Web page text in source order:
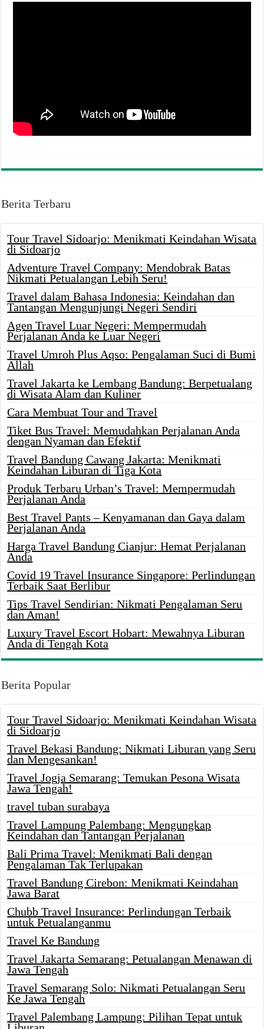
Berita Terbaru
Tour Travel Sidoarjo: Menikmati Keindahan Wisata
di Sidoarjo
Adventure Travel Company: Mendobrak Batas
Nikmati Petualangan Lebih Seru!
Travel dalam Bahasa Indonesia: Keindahan dan
Tantangan Mengunjungi Negeri Sendiri
Agen Travel Luar Negeri: Mempermudah
Perjalanan Anda ke Luar Negeri
Travel Umroh Plus Aqso: Pengalaman Suci di Bumi
Allah
Travel Jakarta ke Lembang Bandung: Berpetualang
di Wisata Alam dan Kuliner
Cara Membuat Tour and Travel
Tiket Bus Travel: Memudahkan Perjalanan Anda
dengan Nyaman dan Efektif
Travel Bandung Cawang Jakarta: Menikmati
Keindahan Liburan di Tiga Kota
Produk Terbaru Urban’s Travel: Mempermudah
Perjalanan Anda
Best Travel Pants – Kenyamanan dan Gaya dalam
Perjalanan Anda
Harga Travel Bandung Cianjur: Hemat Perjalanan
Anda
Covid 19 Travel Insurance Singapore: Perlindungan
Terbaik Saat Berlibur
Tips Travel Sendirian: Nikmati Pengalaman Seru
dan Aman!
Luxury Travel Escort Hobart: Mewahnya Liburan
Anda di Tengah Kota
Berita Popular
Tour Travel Sidoarjo: Menikmati Keindahan Wisata
di Sidoarjo
Travel Bekasi Bandung: Nikmati Liburan yang Seru
dan Mengesankan!
Travel Jogja Semarang: Temukan Pesona Wisata
Jawa Tengah!
travel tuban surabaya
Travel Lampung Palembang: Mengungkap
Keindahan dan Tantangan Perjalanan
Bali Prima Travel: Menikmati Bali dengan
Pengalaman Tak Terlupakan
Travel Bandung Cirebon: Menikmati Keindahan
Jawa Barat
Chubb Travel Insurance: Perlindungan Terbaik
untuk Petualanganmu
Travel Ke Bandung
Travel Jakarta Semarang: Petualangan Menawan di
Jawa Tengah
Travel Semarang Solo: Nikmati Petualangan Seru
Ke Jawa Tengah
Travel Palembang Lampung: Pilihan Tepat untuk